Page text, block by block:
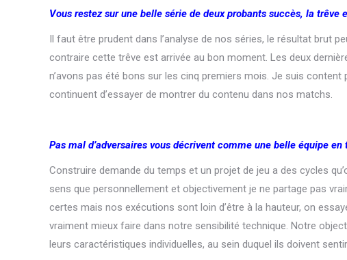
Vous restez sur une belle série de deux probants succès, la
Il faut être prudent dans l’analyse de nos séries, le résultat brut
contraire cette trêve est arrivée au bon moment. Les deux
n’avons pas été bons sur les cinq premiers mois. Je suis content
continuent d’essayer de montrer du contenu dans nos matchs.
Pas mal d’adversaires vous décrivent comme une belle équipe
Construire demande du temps et un projet de jeu a des cycles
sens que personnellement et objectivement je ne partage pas
certes mais nos exécutions sont loin d’être à la hauteur, on
vraiment mieux faire dans notre sensibilité technique. Notre
leurs caractéristiques individuelles, au sein duquel ils doivent